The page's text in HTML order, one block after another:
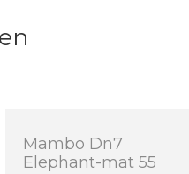
Mambo Dn7
Elephant-mat 55